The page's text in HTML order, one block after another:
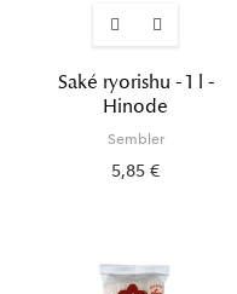
Saké ryorishu - 1 l -
Hinode
Sembler
5,85 €